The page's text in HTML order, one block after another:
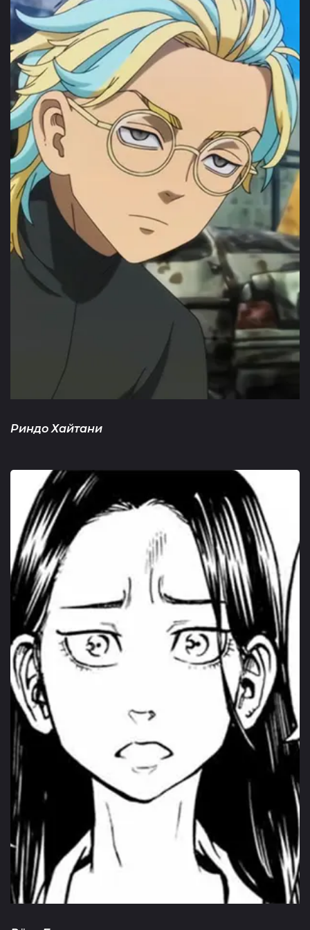
Риндо Хайтани